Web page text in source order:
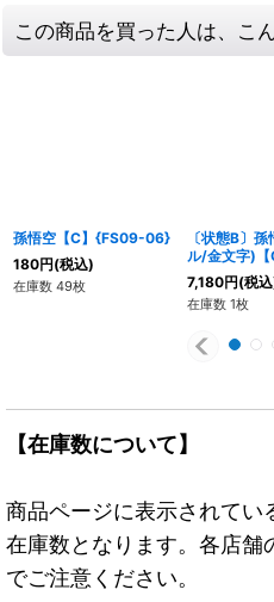
この商品を買った人は、こ
孫悟空【C】{FS09-06}
180円(税込)
在庫数 49枚
〔状態B〕
ル/金文字)【
{FS09-06}
7,180円(税
在庫数 1枚
【在庫数について】
商品ページに表示されてい
在庫数となります。各店舗
でご注意ください。